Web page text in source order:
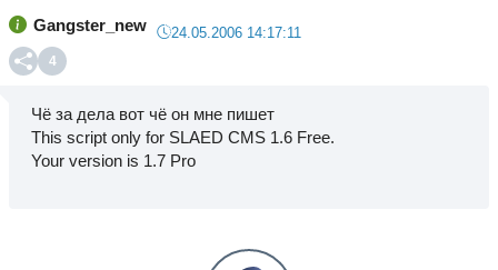
Gangster_new 24.05.2006 14:17:11
4
Чё за дела вот чё он мне пишет
This script only for SLAED CMS 1.6 Free.
Your version is 1.7 Pro